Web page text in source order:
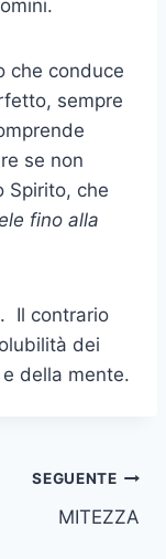
che conduce
sempre
se non
Spirito, che
fino alla
Il contrario
dei
della mente.
SEGUENTE
MITEZZA